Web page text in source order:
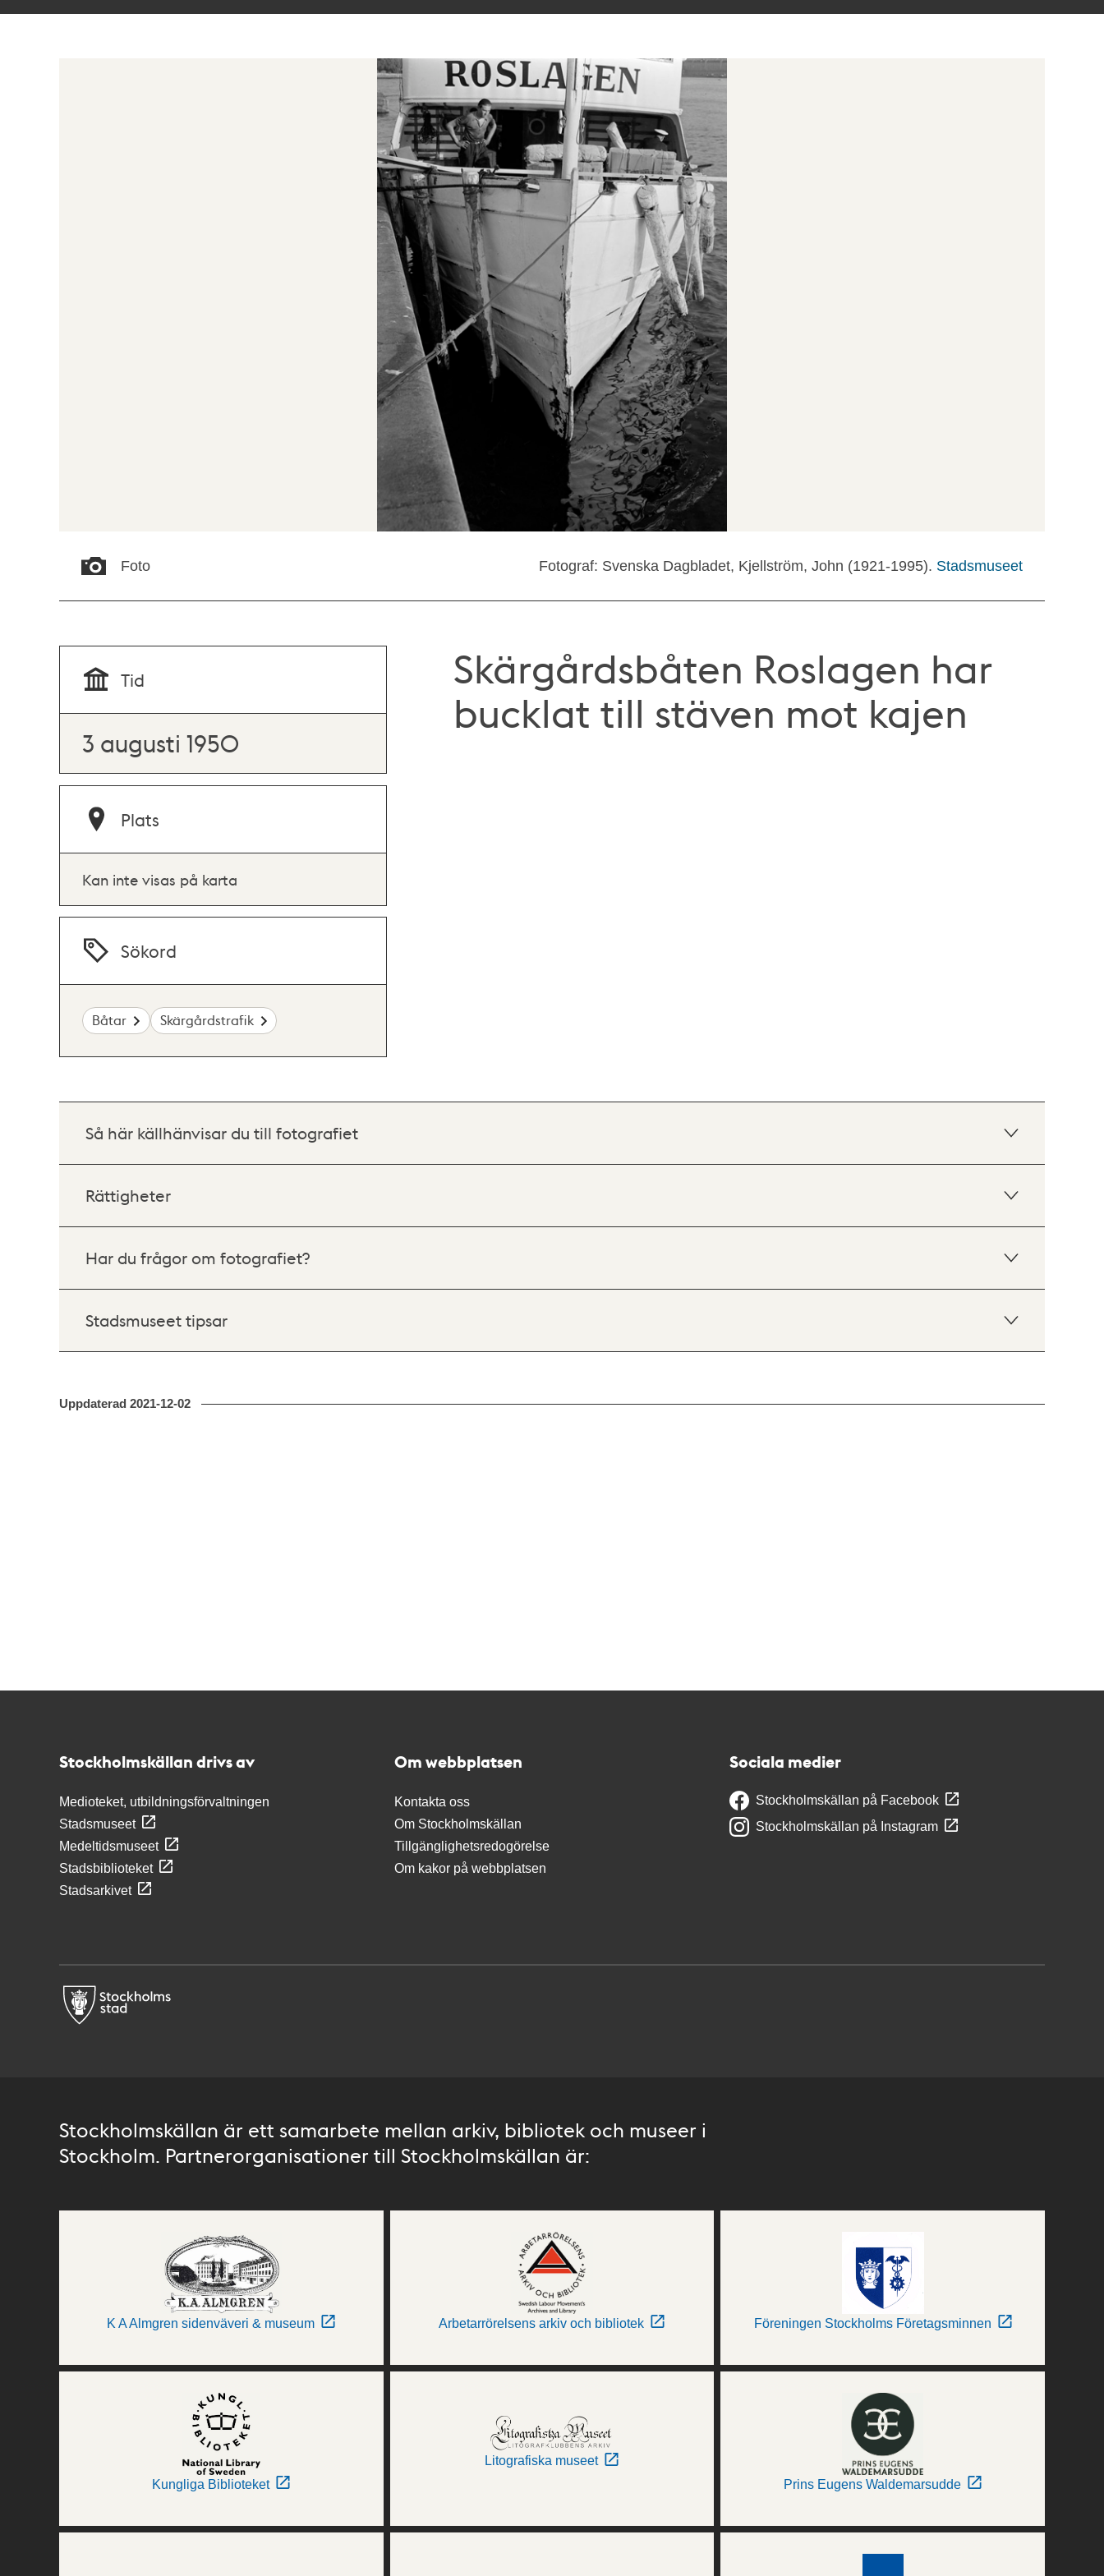
Foto Fotograf: Svenska Dagbladet, Kjellström, John (1921-1995). Stadsmuseet
Skärgårdsbåten Roslagen har
bucklat till stäven mot kajen
Tid
3 augusti 1950
Plats
Kan inte visas på karta
Sökord
Båtar Skärgårdstrafik
Så här källhänvisar du till fotografiet
Rättigheter
Har du frågor om fotografiet?
Stadsmuseet tipsar
Uppdaterad 2021-12-02
Stockholmskällan drivs av
Medioteket, utbildningsförvaltningen
Stadsmuseet
Medeltidsmuseet
Stadsbiblioteket
Stadsarkivet
Om webbplatsen
Kontakta oss
Om Stockholmskällan
Tillgänglighetsredogörelse
Om kakor på webbplatsen
Sociala medier
Stockholmskällan på Facebook
Stockholmskällan på Instagram
Stockholmskällan är ett samarbete mellan arkiv, bibliotek och museer i
Stockholm. Partnerorganisationer till Stockholmskällan är:
K A Almgren sidenväveri & museum Arbetarrörelsens arkiv och bibliotek Föreningen Stockholms Företagsminnen
Kungliga Biblioteket
Litografiska museet
Prins Eugens Waldemarsudde